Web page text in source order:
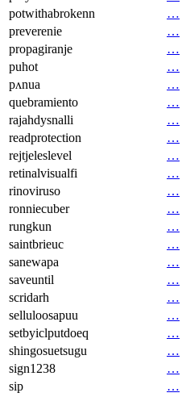
potwithabrokenn
…
preverenie
…
propagiranje
…
puhot
…
pʌnua
…
quebramiento
…
rajahdysnalli
…
readprotection
…
rejtjeleslevel
…
retinalvisualfi
…
rinoviruso
…
ronniecuber
…
rungkun
…
saintbrieuc
…
sanewapa
…
saveuntil
…
scridarh
…
selluloosapuu
…
setbyiclputdoeq
…
shingosuetsugu
…
sign1238
…
sip
…